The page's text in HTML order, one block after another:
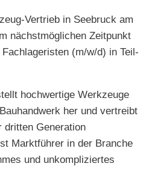
Vertrieb in Seebruck am
nächstmöglichen Zeitpunkt
(m/w/d) in Teil-
hochwertige Werkzeuge
her und vertreibt
dritten Generation
Marktführer in der Branche
und unkompliziertes